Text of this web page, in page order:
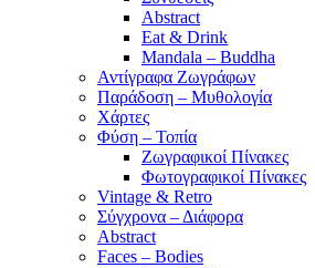
Abstract
Eat & Drink
Mandala – Buddha
Αντίγραφα Ζωγράφων
Παράδοση – Μυθολογία
Χάρτες
Φύση – Τοπία
Ζωγραφικοί Πίνακες
Φωτογραφικοί Πίνακες
Vintage & Retro
Σύγχρονα – Διάφορα
Abstract
Faces – Bodies